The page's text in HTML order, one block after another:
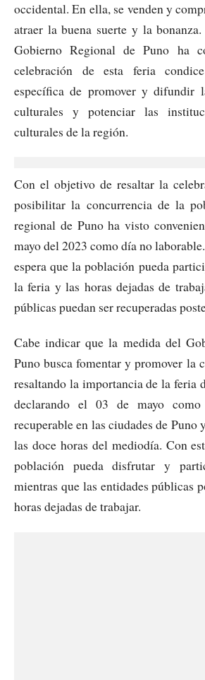
occidental. En ella, se venden y
atraer la buena suerte y la
Gobierno Regional de Puno ha
celebración de esta feria
específica de promover y difundir
culturales y potenciar las
culturales de la región.
Con el objetivo de resaltar la
posibilitar la concurrencia de la
regional de Puno ha visto
mayo del 2023 como día no
espera que la población pueda
la feria y las horas dejadas de
públicas puedan ser recuperadas
Cabe indicar que la medida del
Puno busca fomentar y promover la
resaltando la importancia de la feria
declarando el 03 de mayo
recuperable en las ciudades de Puno
las doce horas del mediodía. Con
población pueda disfrutar y
mientras que las entidades públicas
horas dejadas de trabajar.